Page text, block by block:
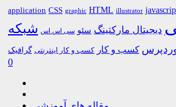
application CSS graphic HTML illustrator
دیجیتال مارکتینگ سئو سی اس اس شبکه
کسب و کار کسب و کار اینترنتی گرافیک
0